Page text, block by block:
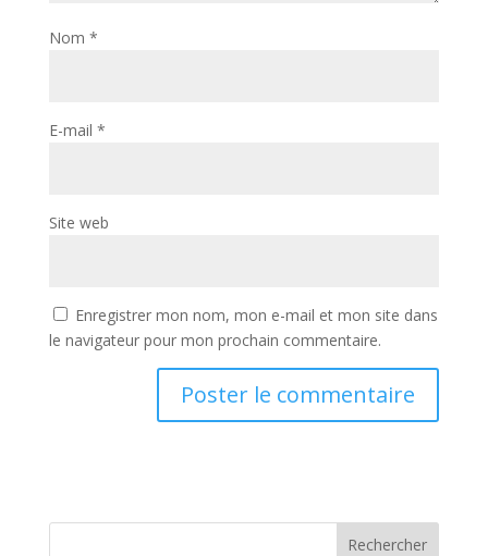
Nom *
E-mail *
Site web
Enregistrer mon nom, mon e-mail et mon site dans
le navigateur pour mon prochain commentaire.
Rechercher